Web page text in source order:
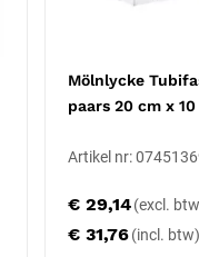
Mölnlycke
paars 20 cm x 10
Artikel nr:
€ 31,76
€ 29,14